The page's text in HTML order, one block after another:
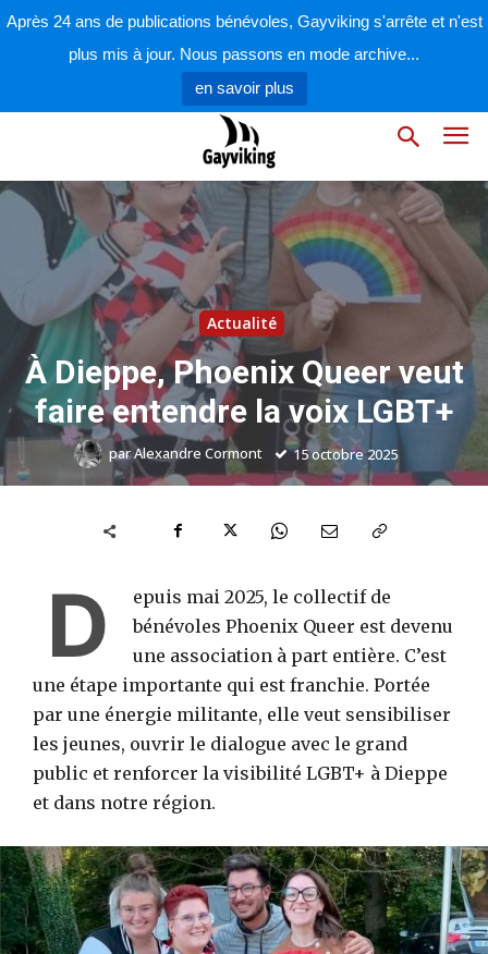
Après 24 ans de publications bénévoles, Gayviking s'arrête et n'est
plus mis à jour. Nous passons en mode archive...
en savoir plus
Actualité
À Dieppe, Phoenix Queer veut
faire entendre la voix LGBT+
parAlexandre Cormont 15 octobre 2025
D
epuis mai 2025, le collectif de
bénévoles Phoenix Queer est devenu
une association à part entière. C’est
une étape importante qui est franchie. Portée
par une énergie militante, elle veut sensibiliser
les jeunes, ouvrir le dialogue avec le grand
public et renforcer la visibilité LGBT+ à Dieppe
et dans notre région.